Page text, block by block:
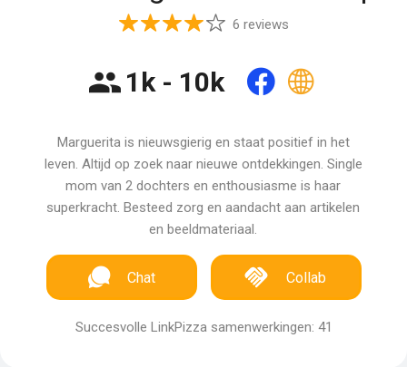
6 reviews
1k - 10k
Marguerita is nieuwsgierig en staat positief in het
leven. Altijd op zoek naar nieuwe ontdekkingen. Single
mom van 2 dochters en enthousiasme is haar
superkracht. Besteed zorg en aandacht aan artikelen
en beeldmateriaal.
Chat Collab
Succesvolle LinkPizza samenwerkingen: 41